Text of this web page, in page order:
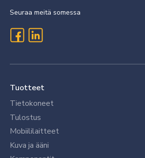
Seuraa meitä somessa
Tuotteet
Tietokoneet
Tulostus
Mobiililaitteet
Kuva ja ääni